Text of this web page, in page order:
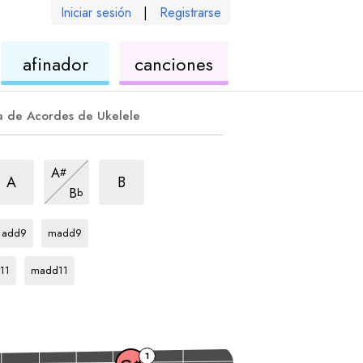
Iniciar sesión | Registrarse
afinadorukelelecanciones
de Acordes de Ukelele
A
A#
arpegio
Bb
m
B
G#
add9
madd9
madd11
1